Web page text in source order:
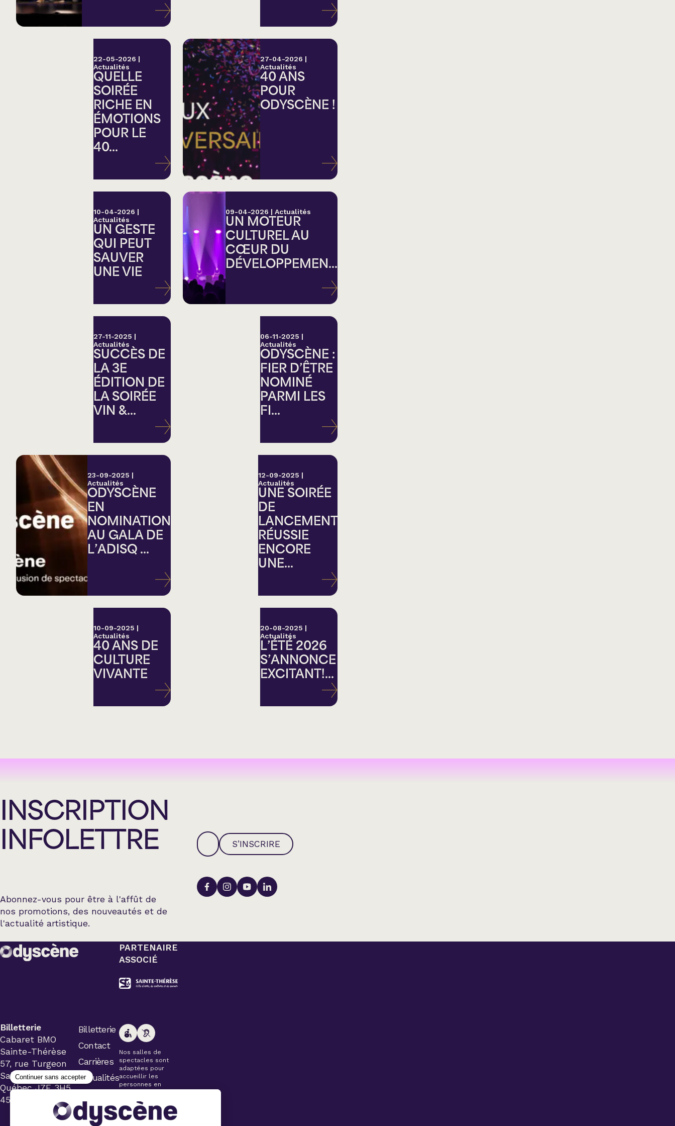
Hommage
Théâtre
Saison estivale
Apéro et perfo
Musique (Blues, folk,
traditionnelle)
Country
Famille
Spectacles en location
22-05-2026 |
Actualités
QUELLE
SOIRÉE
RICHE EN
ÉMOTIONS
POUR LE
40...
27-04-2026 |
Actualités
40 ANS
POUR
ODYSCÈNE !
10-04-2026 |
Actualités
UN GESTE
QUI PEUT
SAUVER
UNE VIE
09-04-2026 | Actualités
UN MOTEUR
CULTUREL AU
CŒUR DU
DÉVELOPPEMEN...
27-11-2025 |
Actualités
SUCCÈS DE
LA 3E
ÉDITION DE
LA SOIRÉE
VIN &...
06-11-2025 |
Actualités
ODYSCÈNE :
FIER D’ÊTRE
NOMINÉ
PARMI LES
FI...
23-09-2025 |
Actualités
ODYSCÈNE
EN
NOMINATION
AU GALA DE
L’ADISQ ...
12-09-2025 |
Actualités
UNE SOIRÉE
DE
LANCEMENT
RÉUSSIE
ENCORE
UNE...
10-09-2025 |
Actualités
40 ANS DE
CULTURE
VIVANTE
20-08-2025 |
Actualités
L’ÉTÉ 2026
S’ANNONCE
EXCITANT!...
INSCRIPTION
INFOLETTRE
Abonnez-vous pour être à l'affût de
nos promotions, des nouveautés et de
l'actualité artistique.
S’INSCRIRE
Billetterie
Cabaret BMO
Sainte-Thérèse
57, rue Turgeon
Sainte-Thérèse
Québec J7E 3H5
450 434-4006
Billetterie
Contact
Carrières
Actualités
PARTENAIRE
ASSOCIÉ
Nos salles de
spectacles sont
adaptées pour
accueillir les
personnes en
Veuillez
simplement aviser
le préposé à la